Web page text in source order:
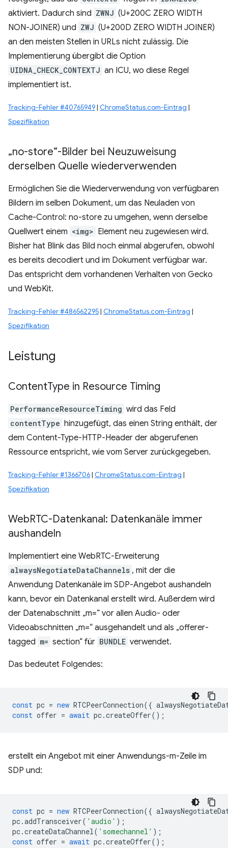
aktiviert. Dadurch sind ZWNJ (U+200C ZERO WIDTH
NON-JOINER) und ZWJ (U+200D ZERO WIDTH JOINER)
an den meisten Stellen in URLs nicht zulässig. Die
Implementierung übergibt die Option
UIDNA_CHECK_CONTEXTJ an ICU, wo diese Regel
implementiert ist.
Tracking-Fehler #40765949| ChromeStatus.com-Eintrag |
Spezifikation
„no-store“-Bilder bei Neuzuweisung
derselben Quelle wiederverwenden
Ermöglichen Sie die Wiederverwendung von verfügbaren
Bildern im selben Dokument, um das Neuladen von
Cache-Control: no-store zu umgehen, wenn derselbe
Quellwert einem <img> Element neu zugewiesen wird.
Bisher hat Blink das Bild noch einmal abgerufen, obwohl
es bereits decodiert und im Dokument verfügbar war.
Das entspricht dem vorhandenen Verhalten von Gecko
und WebKit.
Tracking-Fehler #486562295| ChromeStatus.com-Eintrag |
Spezifikation
Leistung
ContentType in Resource Timing
PerformanceResourceTiming wird das Feld
contentType hinzugefügt, das einen String enthält, der
dem Content-Type-HTTP-Header der abgerufenen
Ressource entspricht, wie vom Server zurückgegeben.
Tracking-Fehler #1366706| ChromeStatus.com-Eintrag |
Spezifikation
WebRTC-Datenkanal: Datenkanäle immer
aushandeln
Implementiert eine WebRTC-Erweiterung
alwaysNegotiateDataChannels , mit der die
Anwendung Datenkanäle im SDP-Angebot aushandeln
kann, bevor ein Datenkanal erstellt wird. Außerdem wird
der Datenabschnitt „m=“ vor allen Audio- oder
Videoabschnitten „m=“ ausgehandelt und als „offerer-
tagged m= section“ für BUNDLE verwendet.
Das bedeutet Folgendes:
const pc = new RTCPeerConnection({
const offer = await pc.createOffer();
erstellt ein Angebot mit einer Anwendungs-m-Zeile im
SDP und:
const pc = new RTCPeerConnection({
pc.addTransceiver( 'audio' );
pc.createDataChannel( 'somechannel' );
const offer = await pc.createOffer();